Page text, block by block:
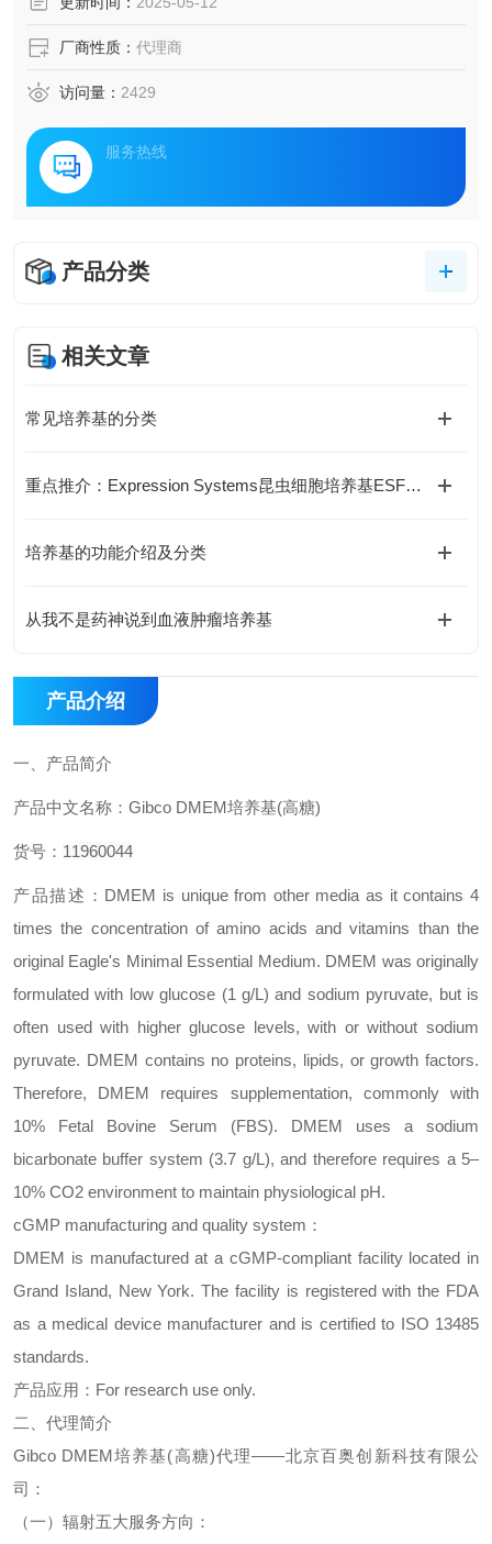
厂商性质： 代理商
访问量： 2429
服务热线
产品分类
相关文章
常见培养基的分类
重点推介：Expression Systems昆虫细胞培养基ESF 921 (96-001-01)
培养基的功能介绍及分类
从我不是药神说到血液肿瘤培养基
产品介绍
一、 产品简介
产品中文名称： Gibco DMEM培养基(高糖)
货号： 11960044
产品描述： DMEM is unique from other media as it contains 4
times the concentration of amino acids and vitamins than the
original Eagle's Minimal Essential Medium. DMEM was originally
formulated with low glucose (1 g/L) and sodium pyruvate, but is
often used with higher glucose levels, with or without sodium
pyruvate. DMEM contains no proteins, lipids, or growth factors.
Therefore, DMEM requires supplementation, commonly with
10% Fetal Bovine Serum (FBS). DMEM uses a sodium
bicarbonate buffer system (3.7 g/L), and therefore requires a 5–
10% CO2 environment to maintain physiological pH.
cGMP manufacturing and quality system ：
DMEM is manufactured at a cGMP-compliant facility located in
Grand Island, New York. The facility is registered with the FDA
as a medical device manufacturer and is certified to ISO 13485
standards.
产品应用： For research use only.
二、 代理简介
Gibco DMEM培养基(高糖)代理——北京百奥创新科技有限公
司：
（一）辐射五大服务方向：